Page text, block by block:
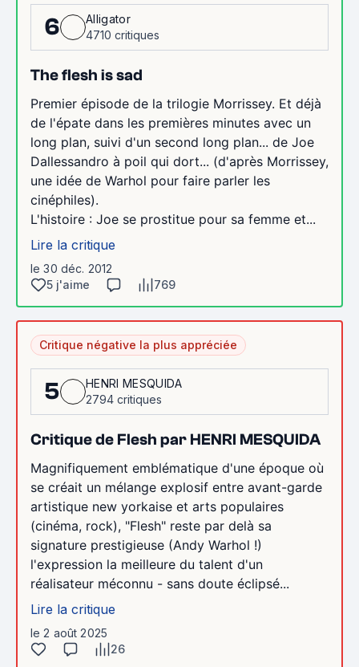
6
Alligator
4710 critiques
The flesh is sad
Premier épisode de la trilogie Morrissey. Et déjà
de l'épate dans les premières minutes avec un
long plan, suivi d'un second long plan... de Joe
Dallessandro à poil qui dort... (d'après Morrissey,
une idée de Warhol pour faire parler les
cinéphiles).
L'histoire : Joe se prostitue pour sa femme et...
Lire la critique
le 30 déc. 2012
5 j'aime
769
Critique négative la plus appréciée
5
HENRI MESQUIDA
2794 critiques
Critique de Flesh par HENRI MESQUIDA
Magnifiquement emblématique d'une époque où
se créait un mélange explosif entre avant-garde
artistique new yorkaise et arts populaires
(cinéma, rock), "Flesh" reste par delà sa
signature prestigieuse (Andy Warhol !)
l'expression la meilleure du talent d'un
réalisateur méconnu - sans doute éclipsé...
Lire la critique
le 2 août 2025
26